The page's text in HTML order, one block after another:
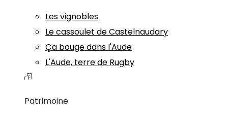
Les vignobles
Le cassoulet de Castelnaudary
Ça bouge dans l'Aude
L'Aude, terre de Rugby
Patrimoine